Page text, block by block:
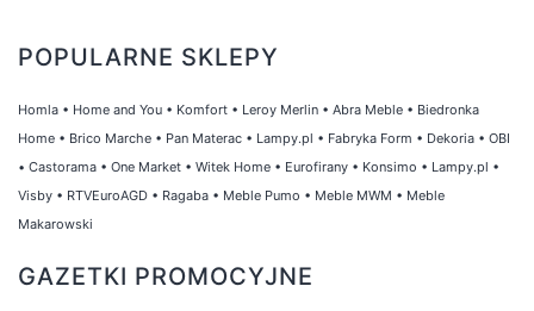
POPULARNE SKLEPY
Homla • Home and You • Komfort • Leroy Merlin • Abra Meble • Biedronka
Home • Brico Marche • Pan Materac • Lampy.pl • Fabryka Form • Dekoria • OBI
• Castorama • One Market • Witek Home • Eurofirany • Konsimo • Lampy.pl •
Visby • RTVEuroAGD • Ragaba • Meble Pumo • Meble MWM • Meble
Makarowski
GAZETKI PROMOCYJNE